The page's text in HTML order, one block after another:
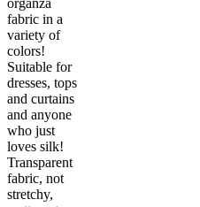
organza
fabric in a
variety of
colors!
Suitable for
dresses, tops
and curtains
and anyone
who just
loves silk!
Transparent
fabric, not
stretchy,